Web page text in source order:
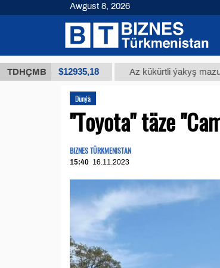
TDHÇMB
(t.) $12935,18 Az kükürtli ýakyş mazudy (t.)
Dünýä
''Toyota" täze
BIZNES TÜRKMENISTAN
15:40 16.11.2023
Awgust 8, 2026